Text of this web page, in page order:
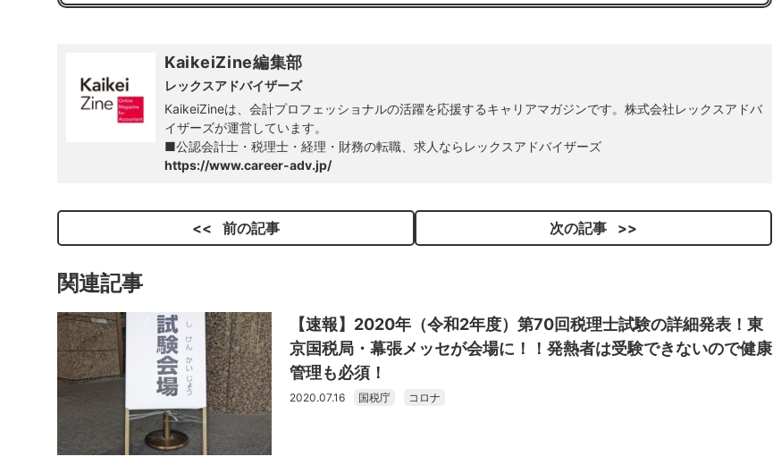
KaikeiZine編集部
レックスアドバイザーズ
KaikeiZineは、会計プロフェッショナルの活躍を応援するキャリアマガジンです。株式会社レックスアドバ
イザーズが運営しています。
■公認会計士・税理士・経理・財務の転職、求人ならレックスアドバイザーズ
https://www.career-adv.jp/
前の記事 次の記事
関連記事
【速報】2020年（令和2年度）第70回税理士試験の詳細発表！東
京国税局・幕張メッセが会場に！！発熱者は受験できないので健康
管理も必須！
2020.07.16 国税庁 コロナ